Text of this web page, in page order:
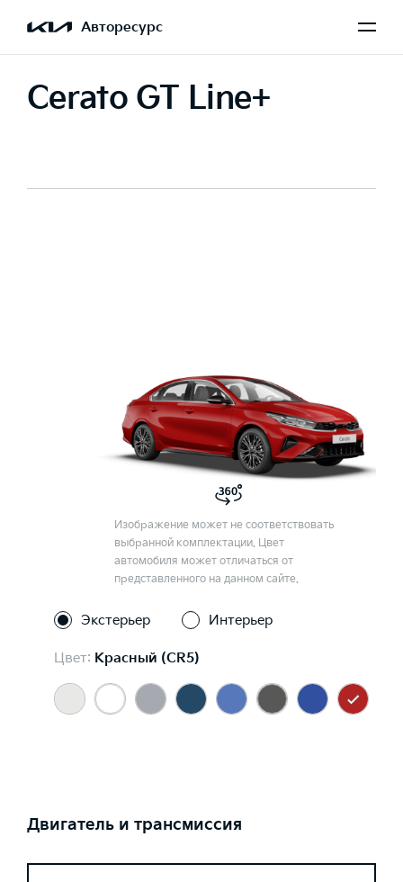
Авторесурс
Cerato GT Line+
Изображение может не соответствовать
выбранной комплектации. Цвет
автомобиля может отличаться от
представленного на данном сайте.
Экстерьер Интерьер
Цвет: Красный (CR5)
Двигатель и трансмиссия